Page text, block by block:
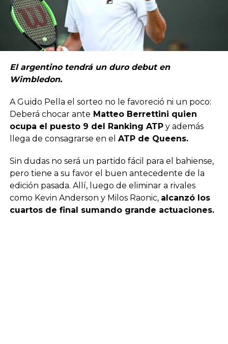
El argentino tendrá un duro debut en
Wimbledon.
A Guido Pella el sorteo no le favoreció ni un poco:
Deberá chocar ante Matteo Berrettini quien
ocupa el puesto 9 del Ranking ATPy además
llega de consagrarse en el ATP de Queens.
Sin dudas no será un partido fácil para el bahiense,
pero tiene a su favor el buen antecedente de la
edición pasada. Allí, luego de eliminar a rivales
como Kevin Anderson y Milos Raonic, alcanzó los
cuartos de final sumando grande actuaciones.